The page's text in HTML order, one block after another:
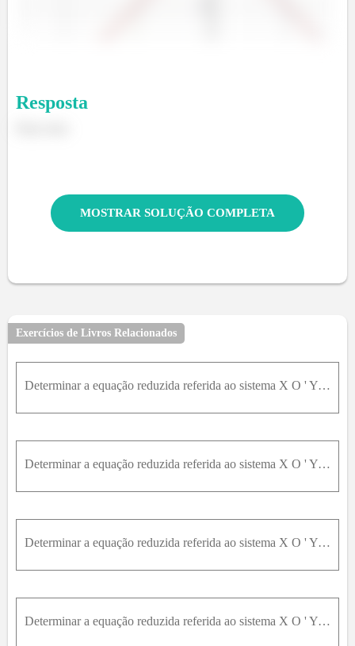
Resposta
MOSTRAR SOLUÇÃO COMPLETA
Exercícios de Livros Relacionados
Determinar a equação reduzida referida ao sistema X O ' Y e o gênero da cônica representada pela equação dada a seguir. Esboçar o gráfico. x 2 + 2 3 x y + 3 y 2 - 4 x = 0
Determinar a equação reduzida referida ao sistema X O ' Y e o gênero da cônica representada pela equação dada a seguir. Esboçar o gráfico. 16 x 2 - 24 x y + 9 y 2 - 15 x - 20 y + 50 = 0
Determinar a equação reduzida referida ao sistema X O ' Y e o gênero da cônica representada pela equação dada a seguir. Esboçar o gráfico. x y + 4 2 x + 6 2 y + 30 = 0
Determinar a equação reduzida referida ao sistema X O ' Y e o gênero da cônica representada pela equação dada a seguir. Esboçar o gráfico. x 2 + y 2 + 2 x y - 4 2 x = 0